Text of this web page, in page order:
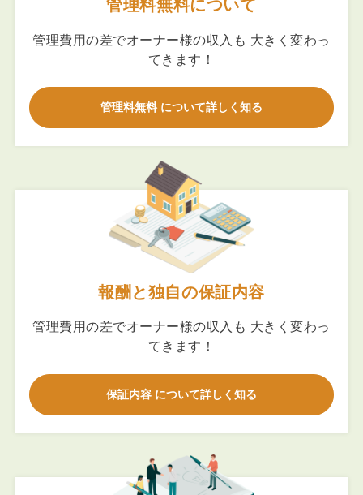
管理料無料について
管理費用の差でオーナー様の収入も 大きく変わっ
てきます！
管理料無料 について詳しく知る
報酬と独自の保証内容
管理費用の差でオーナー様の収入も 大きく変わっ
てきます！
保証内容 について詳しく知る